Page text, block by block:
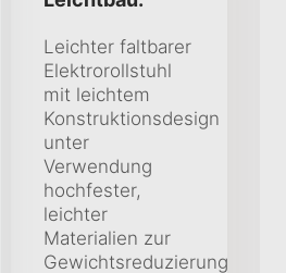
Leichter faltbarer
Elektrorollstuhl
mit leichtem
Konstruktionsdesign
unter
Verwendung
hochfester,
leichter
Materialien zur
Gewichtsreduzierung